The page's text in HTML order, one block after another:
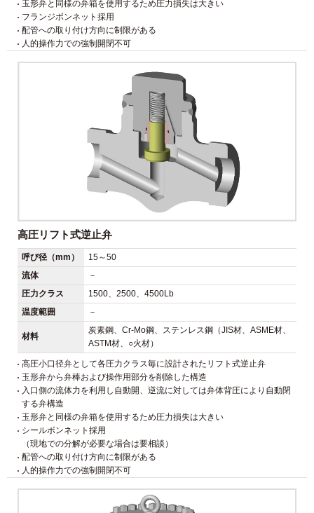
玉形弁と同様の弁箱を使用するため圧力損失は大きい
フランジボンネット採用
配管への取り付け方向に制限がある
人的操作力での強制開閉不可
高圧リフト式逆止弁
呼び径（mm）
15～50
流体
－
圧力クラス
1500、2500、4500Lb
温度範囲
－
材料
炭素鋼、Cr-Mo鋼、ステンレス鋼（JIS材、ASME材、
ASTM材、○火材）
高圧小口径弁として各圧力クラス毎に設計されたリフト式逆止弁
玉形弁から弁棒および操作用部分を削除した構造
入口側の流体力を利用し自動開、逆流に対しては弁体背圧により自動閉
する弁構造
玉形弁と同様の弁箱を使用するため圧力損失は大きい
シールボンネット採用
（現地での分解が必要な場合は要相談）
配管への取り付け方向に制限がある
人的操作力での強制開閉不可